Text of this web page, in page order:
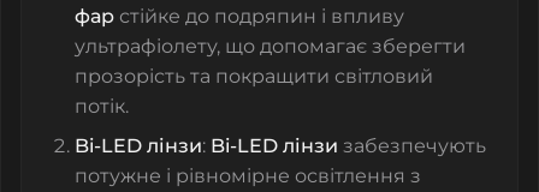
фар стійке до подряпин і впливу
ультрафіолету, що допомагає зберегти
прозорість та покращити світловий
потік.
Bi-LED лінзи: Bi-LED лінзи забезпечують
потужне і рівномірне освітлення з